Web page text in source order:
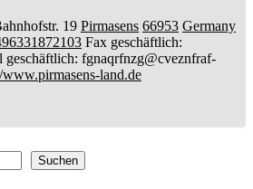
19 Pirmasens 66953 Germany
Fax geschäftlich:
geschäftlich: fgnaqrfnzg@cveznfraf-
land.de
Suchen